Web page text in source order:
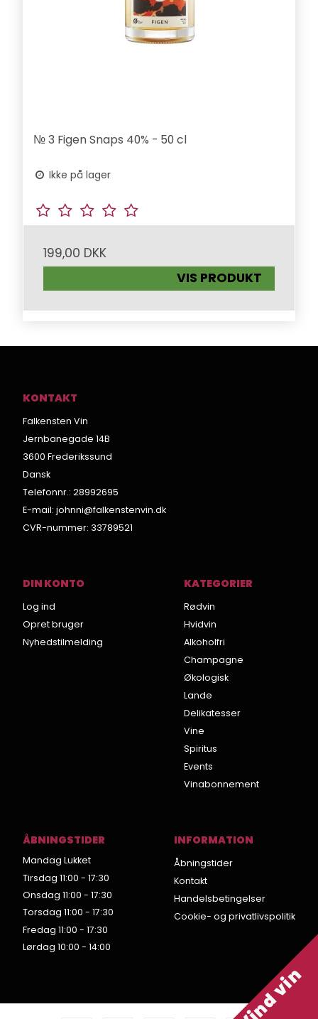
№ 3 Figen Snaps 40% - 50 cl
Ikke på lager
199,00 DKK
VIS PRODUKT
KONTAKT
Falkensten Vin
Jernbanegade 14B
3600 Frederikssund
Dansk
Telefonnr.: 28992695
E-mail: johnni@falkenstenvin.dk
CVR-nummer: 33789521
DIN KONTO
Log ind
Opret bruger
Nyhedstilmelding
KATEGORIER
Rødvin
Hvidvin
Alkoholfri
Champagne
Økologisk
Lande
Delikatesser
Vine
Spiritus
Events
Vinabonnement
ÅBNINGSTIDER
Mandag Lukket
Tirsdag 11:00 - 17:30
Onsdag 11:00 - 17:30
Torsdag 11:00 - 17:30
Fredag 11:00 - 17:30
Lørdag 10:00 - 14:00
INFORMATION
Åbningstider
Kontakt
Handelsbetingelser
Cookie- og privatlivspolitik
Vind vin